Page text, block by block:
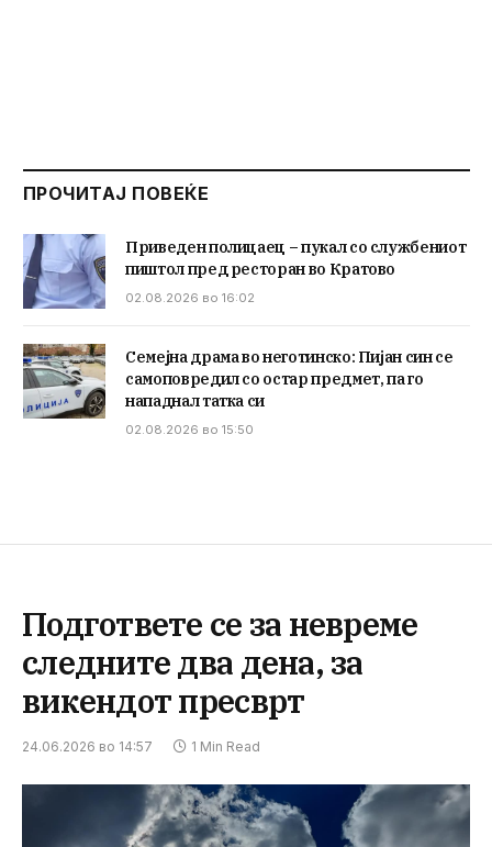
ПРОЧИТАЈ ПОВЕЌЕ
Приведен полицаец – пукал со службениот
пиштол пред ресторан во Кратово
02.08.2026 во 16:02
Семејна драма во неготинско: Пијан син се
самоповредил со остар предмет, па го
нападнал татка си
02.08.2026 во 15:50
Подгответе се за невреме
следните два дена, за
викендот пресврт
24.06.2026 во 14:57 1 Min Read